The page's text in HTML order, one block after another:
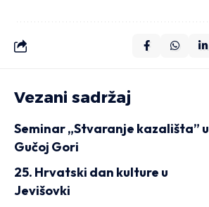
Vezani sadržaj
Seminar „Stvaranje kazališta” u
Gučoj Gori
25. Hrvatski dan kulture u
Jevišovki